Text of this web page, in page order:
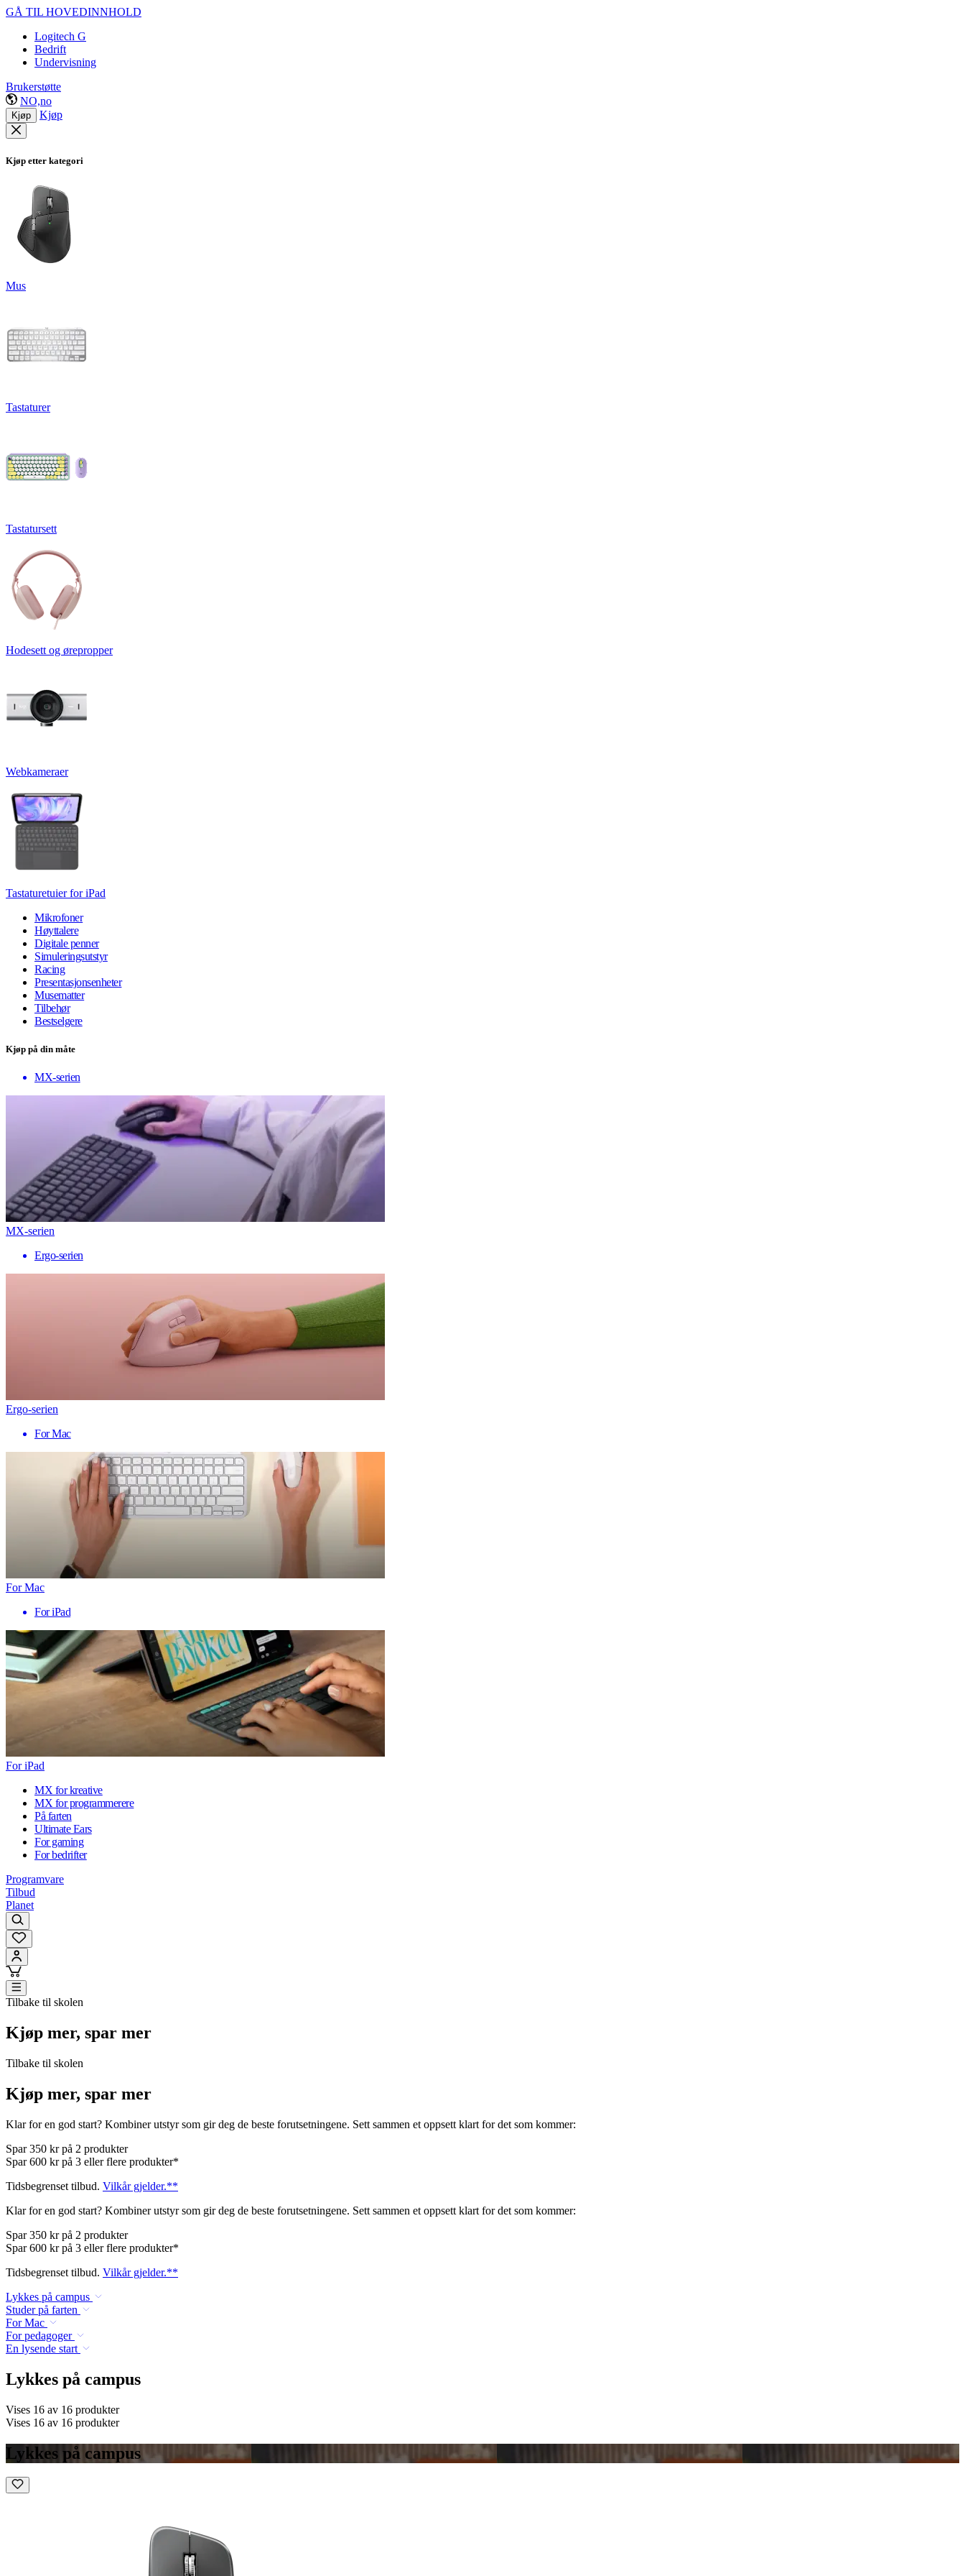
GÅ TIL HOVEDINNHOLD
Logitech G
Bedrift
Undervisning
Brukerstøtte
NO,no
Kjøp Kjøp
Kjøp etter kategori
Mus
Tastaturer
Tastatursett
Hodesett og ørepropper
Webkameraer
Tastaturetuier for iPad
Mikrofoner
Høyttalere
Digitale penner
Simuleringsutstyr
Racing
Presentasjonsenheter
Musematter
Tilbehør
Bestselgere
Kjøp på din måte
MX-serien
MX-serien
Ergo-serien
Ergo-serien
For Mac
For Mac
For iPad
For iPad
MX for kreative
MX for programmerere
På farten
Ultimate Ears
For gaming
For bedrifter
Programvare
Tilbud
Planet
Tilbake til skolen
Kjøp mer, spar mer
Tilbake til skolen
Kjøp mer, spar mer
Klar for en god start? Kombiner utstyr som gir deg de beste forutsetningene. Sett sammen et oppsett klart for det som kommer:
Spar 350 kr på 2 produkter
Spar 600 kr på 3 eller flere produkter*
Tidsbegrenset tilbud. Vilkår gjelder.**
Klar for en god start? Kombiner utstyr som gir deg de beste forutsetningene. Sett sammen et oppsett klart for det som kommer:
Spar 350 kr på 2 produkter
Spar 600 kr på 3 eller flere produkter*
Tidsbegrenset tilbud. Vilkår gjelder.**
Lykkes på campus
Studer på farten
For Mac
For pedagoger
En lysende start
Lykkes på campus
Vises 16 av 16 produkter
Vises 16 av 16 produkter
Lykkes på campus